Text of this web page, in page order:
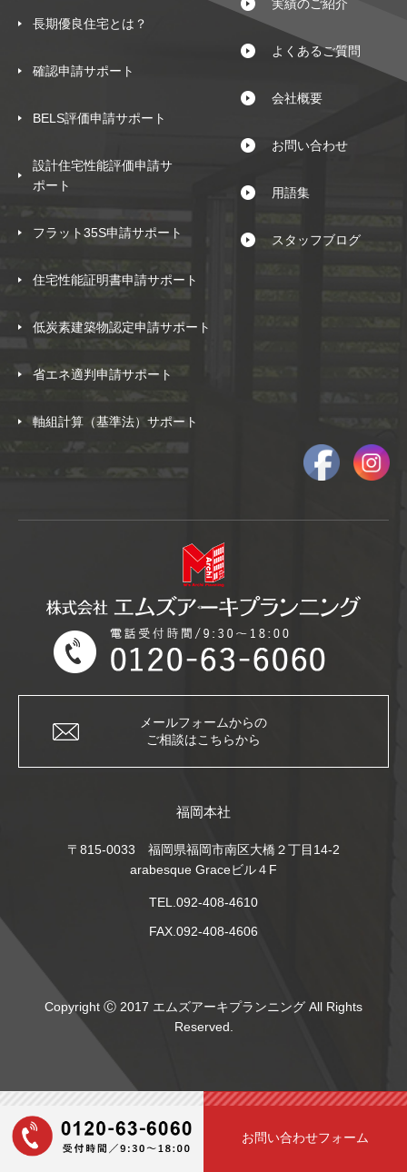
お問い合わせフォーム
長期優良住宅とは？
確認申請サポート
BELS評価申請サポート
設計住宅性能評価申請サ
ポート
フラット35S申請サポート
住宅性能証明書申請サポート
低炭素建築物認定申請サポート
省エネ適判申請サポート
軸組計算（基準法）サポート
実績のご紹介
よくあるご質問
会社概要
お問い合わせ
用語集
スタッフブログ
メールフォームからの
ご相談はこちらから
福岡本社
〒815-0033 福岡県福岡市南区大橋２丁目14-2
arabesque Graceビル４F
TEL.092-408-4610
FAX.092-408-4606
Copyright Ⓒ 2017 エムズアーキプランニング All Rights
Reserved.